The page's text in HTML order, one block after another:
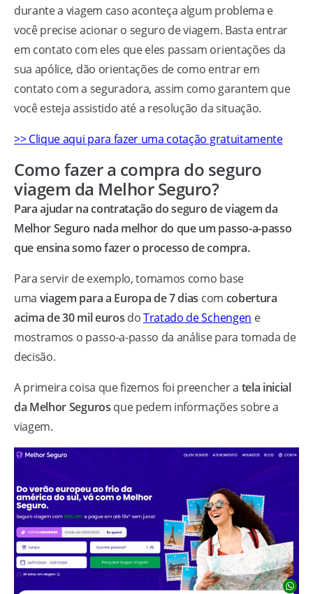
durante a viagem caso aconteça algum problema e
você precise acionar o seguro de viagem. Basta entrar
em contato com eles que eles passam orientações da
sua apólice, dão orientações de como entrar em
contato com a seguradora, assim como garantem que
você esteja assistido até a resolução da situação.
>> Clique aqui para fazer uma cotação gratuitamente
Como fazer a compra do seguro
viagem da Melhor Seguro?
Para ajudar na contratação do seguro de viagem da
Melhor Seguro nada melhor do que um passo-a-passo
que ensina somo fazer o processo de compra.
Para servir de exemplo, tomamos como base
uma viagem para a Europa de 7 dias com cobertura
acima de 30 mil euros doTratado de Schengen e
mostramos o passo-a-passo da análise para tomada de
decisão.
A primeira coisa que fizemos foi preencher a tela inicial
da Melhor Seguros que pedem informações sobre a
viagem.